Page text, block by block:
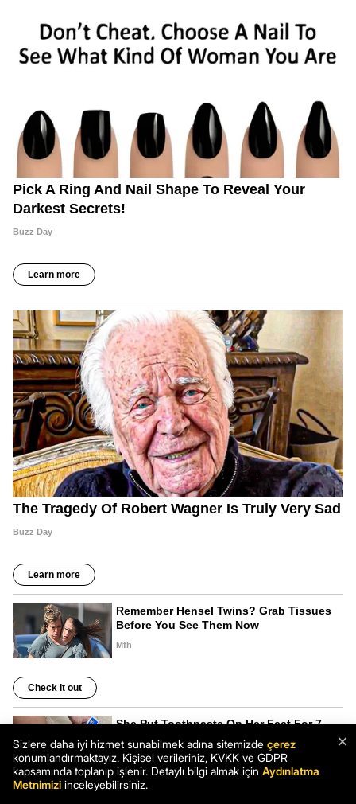
×
Sizlere daha iyi hizmet sunabilmek adına sitemizde çerez
konumlandırmaktayız. Kişisel verileriniz, KVKK ve GDPR
kapsamında toplanıp işlenir. Detaylı bilgi almak için Aydınlatma
Metnimizi inceleyebilirsiniz.